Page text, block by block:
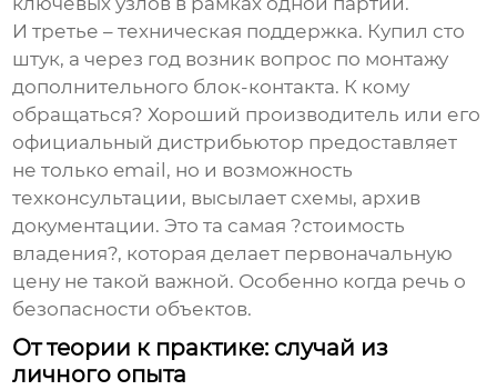
И третье – техническая поддержка. Купил сто
штук, а через год возник вопрос по монтажу
дополнительного блок-контакта. К кому
обращаться? Хороший производитель или его
официальный дистрибьютор предоставляет
не только email, но и возможность
техконсультации, высылает схемы, архив
документации. Это та самая ?стоимость
владения?, которая делает первоначальную
цену не такой важной. Особенно когда речь о
безопасности объектов.
От теории к практике: случай из
личного опыта